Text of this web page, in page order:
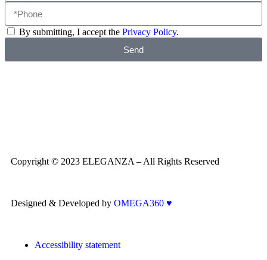
By submitting, I accept the Privacy Policy.
Send
Copyright © 2023 ELEGANZA – All Rights Reserved
Designed & Developed by OMEGA360 ♥
Accessibility statement